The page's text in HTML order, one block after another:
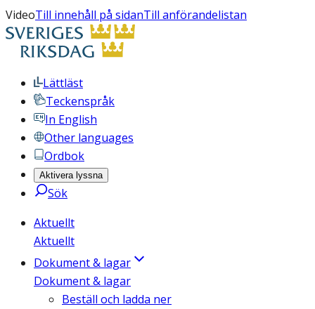
VideoTill innehåll på sidanTill anförandelistan
Lättläst
Teckenspråk
In English
Other languages
Ordbok
Aktivera lyssna
Sök
Aktuellt
Aktuellt
Dokument & lagar
Dokument & lagar
Beställ och ladda ner